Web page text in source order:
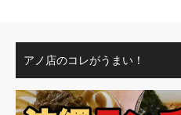
アノ店のコレがうまい！